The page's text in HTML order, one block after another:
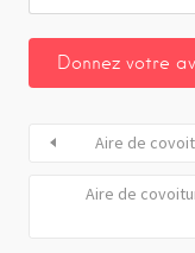
Aire de
Aire de